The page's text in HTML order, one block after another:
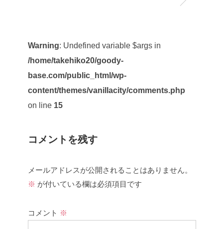
Warning: Undefined variable $args in
/home/takehiko20/goody-
base.com/public_html/wp-
content/themes/vanillacity/comments.php
on line 15
コメントを残す
メールアドレスが公開されることはありません。
※ が付いている欄は必須項目です
コメント ※